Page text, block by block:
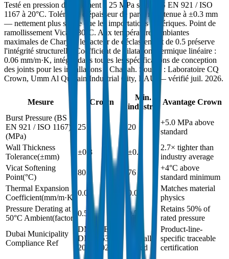
Testé en pression d'éclatement à 25 MPa selon BS EN 921 / ISO
1167 à 20°C. Tolérance d'épaisseur de paroi maintenue à ±0.3 mm
— nettement plus stricte que les importations génériques. Point de
ramollissement Vicat : 80°C. Aux températures ambiantes
maximales de Charjah, le facteur de déclassement de 0.5 préserve
l'intégrité structurelle. Coefficient de dilatation thermique linéaire :
0.06 mm/m·K, intégré dans toutes les spécifications de conception
des joints pour les installations à Charjah. Source : Laboratoire CQ
Crown, Umm Al Quwain Industrial City, EAU — vérifié juil. 2026.
Mesure Crown
Min.
industrie
Avantage Crown
Burst Pressure (BS
EN 921 / ISO 1167)
(MPa)
25 20
+5.0 MPa above
standard
Wall Thickness
Tolerance(±mm)
±0.3 ±0.8
2.7× tighter than
industry average
Vicat Softening
Point(°C)
80 76
+4°C above
standard minimum
Thermal Expansion
Coefficient(mm/m·K
0.06 0.06
Matches material
physics
Pressure Derating at
50°C Ambient(factor
0.5 0.5
Retains 50% of
rated pressure
Dubai Municipality
Compliance Ref
DM-PRES-
DIN8063-
2024-002
typically
issued
Product-line-
specific traceable
certification